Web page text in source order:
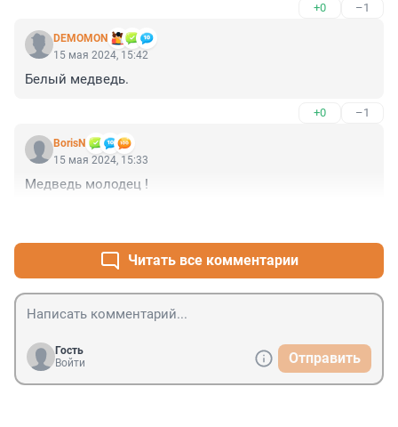
звука может находиться прямо над головой, в него
природой не заложена, да и шея, наверное, так не
выгибается.
+0 –1
DEMOMON
15 мая 2024, 15:42
Белый медведь.
+0 –1
BorisN
15 мая 2024, 15:33
Медведь молодец !
Читать все комментарии
Гость
Войти
Отправить